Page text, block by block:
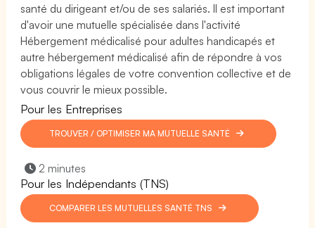
santé du dirigeant et/ou de ses salariés. Il est important
d'avoir une mutuelle spécialisée dans l'activité
Hébergement médicalisé pour adultes handicapés et
autre hébergement médicalisé afin de répondre à vos
obligations légales de votre convention collective et de
vous couvrir le mieux possible.
Pour les Entreprises
TROUVER / OPTIMISER MA MUTUELLE SANTÉ
2 minutes
Pour les Indépendants (TNS)
COMPARER LES MUTUELLES SANTÉ TNS